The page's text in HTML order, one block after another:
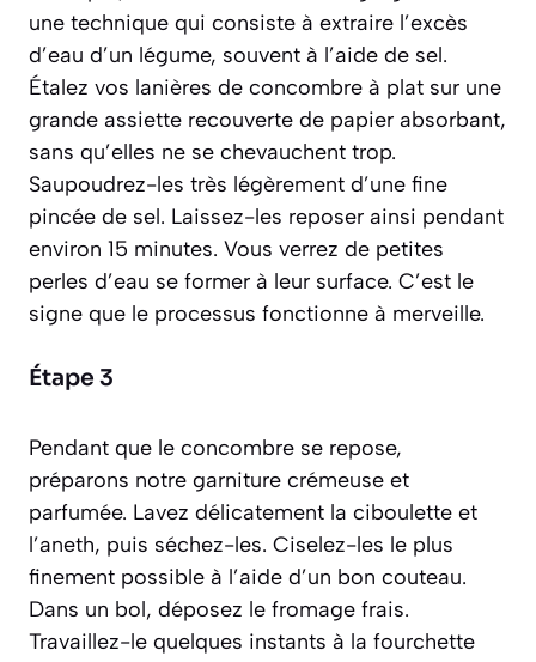
une technique qui consiste à extraire l’excès
d’eau d’un légume, souvent à l’aide de sel.
Étalez vos lanières de concombre à plat sur une
grande assiette recouverte de papier absorbant,
sans qu’elles ne se chevauchent trop.
Saupoudrez-les très légèrement d’une fine
pincée de sel. Laissez-les reposer ainsi pendant
environ 15 minutes. Vous verrez de petites
perles d’eau se former à leur surface. C’est le
signe que le processus fonctionne à merveille.
Étape 3
Pendant que le concombre se repose,
préparons notre garniture crémeuse et
parfumée. Lavez délicatement la ciboulette et
l’aneth, puis séchez-les. Ciselez-les le plus
finement possible à l’aide d’un bon couteau.
Dans un bol, déposez le fromage frais.
Travaillez-le quelques instants à la fourchette